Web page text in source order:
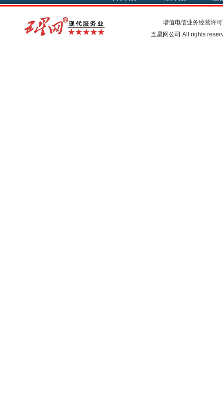
增值电信业务经营许
五星网公司 All rights